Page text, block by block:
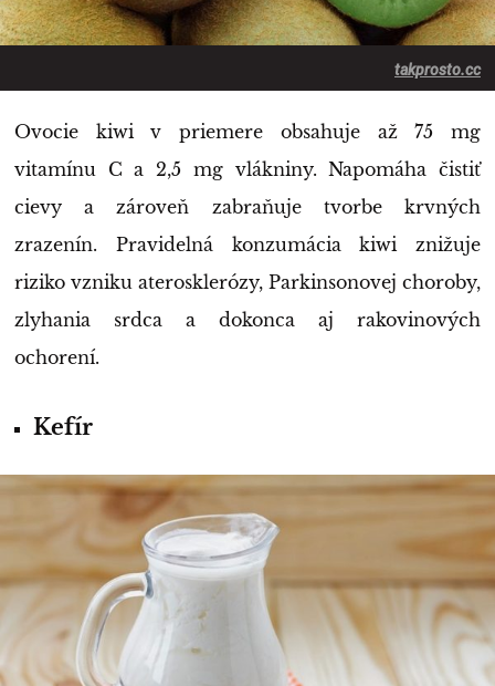
takprosto.cc
Ovocie kiwi v priemere obsahuje až 75 mg
vitamínu C a 2,5 mg vlákniny. Napomáha čistiť
cievy a zároveň zabraňuje tvorbe krvných
zrazenín. Pravidelná konzumácia kiwi znižuje
riziko vzniku aterosklerózy, Parkinsonovej choroby,
zlyhania srdca a dokonca aj rakovinových
ochorení.
Kefír